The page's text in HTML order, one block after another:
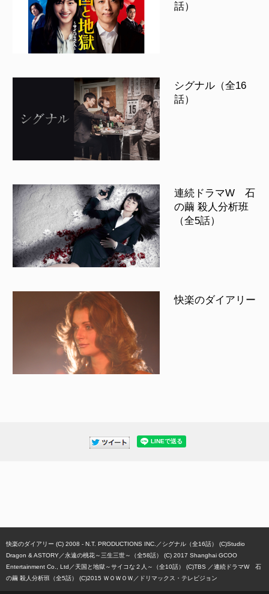
話）
シグナル（全16
話）
連続ドラマW 石
の繭 殺人分析班
（全5話）
快楽のダイアリー
快楽のダイアリー (C) 2008 - N.T. PRODUCTIONS INC.
シグナル（全16話） (C)Studio
Dragon & ASTORY
永遠の桃花～三生三世～（全58話） (C) 2017 Shanghai GCOO
Entertainment Co., Ltd
天国と地獄～サイコな２人～（全10話） (C)TBS
連続ドラマW 石
の繭 殺人分析班（全5話） (C)2015 ＷＯＷＯＷ／ドリマックス・テレビジョン